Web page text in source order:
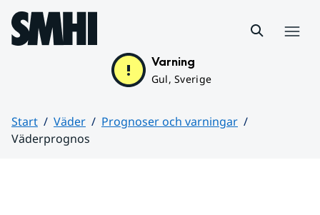
Hoppa till sidans innehåll
Varning
Gul, Sverige
Start Väder
Prognoser och varningar
Väderprognos